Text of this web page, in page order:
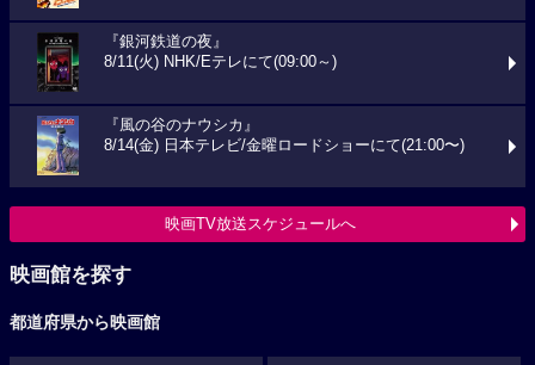
『銀河鉄道の夜』
8/11(火) NHK/Eテレにて(09:00～)
『風の谷のナウシカ』
8/14(金) 日本テレビ/金曜ロードショーにて(21:00〜)
映画TV放送スケジュールへ
映画館を探す
都道府県から映画館